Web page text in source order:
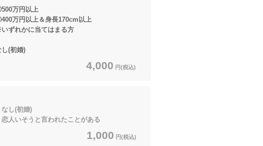
万円以上
上＆身長170cm以上
に当てはまる方
(初婚)
4,000 円(税込)
し(初婚)
いそうと言われたことがある
1,000 円(税込)